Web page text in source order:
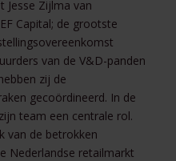
Jesse Zijlma van
Capital; de grootste
van de V&D-panden
zij de
gecoördineerd. In de
team een centrale rol.
van de betrokken
Nederlandse retailmarkt